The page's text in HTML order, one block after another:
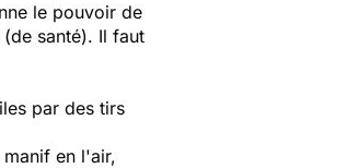
le pouvoir de
(de santé). Il faut
par des tirs
en l'air,